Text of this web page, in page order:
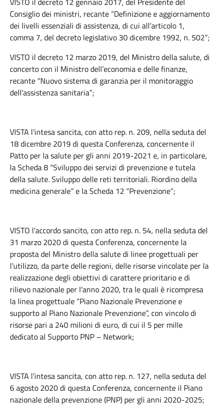
Consiglio dei ministri, recante “Definizione e aggiornamento
dei livelli essenziali di assistenza, di cui all’articolo 1,
comma 7, del decreto legislativo 30 dicembre 1992, n. 502”;
VISTO il decreto 12 marzo 2019, del Ministro della salute, di
concerto con il Ministro dell’economia e delle finanze,
recante “Nuovo sistema di garanzia per il monitoraggio
dell'assistenza sanitaria”;
VISTA l’intesa sancita, con atto rep. n. 209, nella seduta del
18 dicembre 2019 di questa Conferenza, concernente il
Patto per la salute per gli anni 2019-2021 e, in particolare,
la Scheda 8 “Sviluppo dei servizi di prevenzione e tutela
della salute. Sviluppo delle reti territoriali. Riordino della
medicina generale” e la Scheda 12 “Prevenzione”;
VISTO l’accordo sancito, con atto rep. n. 54, nella seduta del
31 marzo 2020 di questa Conferenza, concernente la
proposta del Ministro della salute di linee progettuali per
l’utilizzo, da parte delle regioni, delle risorse vincolate per la
realizzazione degli obiettivi di carattere prioritario e di
rilievo nazionale per l’anno 2020, tra le quali è ricompresa
la linea progettuale “Piano Nazionale Prevenzione e
supporto al Piano Nazionale Prevenzione”, con vincolo di
risorse pari a 240 milioni di euro, di cui il 5 per mille
dedicato al Supporto PNP – Network;
VISTA l’intesa sancita, con atto rep. n. 127, nella seduta del
6 agosto 2020 di questa Conferenza, concernente il Piano
nazionale della prevenzione (PNP) per gli anni 2020-2025;